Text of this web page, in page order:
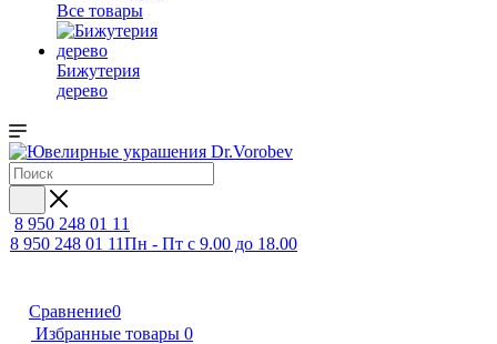
Все товары
Бижутерия
дерево
8 950 248 01 11
8 950 248 01 11Пн - Пт с 9.00 до 18.00
Сравнение0
Избранные товары 0